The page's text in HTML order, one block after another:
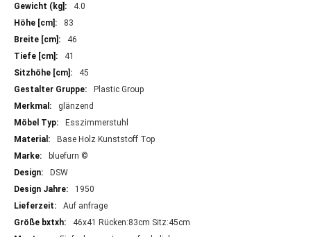
Mehr
Informationen
4.0
83
46
41
45
Plastic Group
glänzend
Esszimmerstuhl
Base Holz Kunststoff Top
bluefurn ©
DSW
1950
Auf anfrage
46x41 Rücken:83cm Sitz:45cm